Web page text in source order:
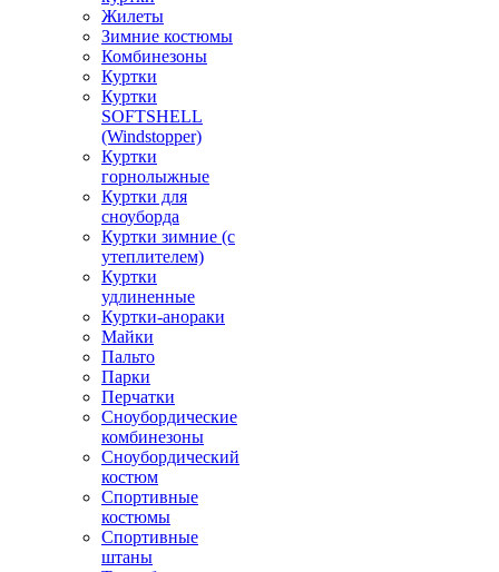
Жилеты
Зимние костюмы
Комбинезоны
Куртки
Куртки
SOFTSHELL
(Windstopper)
Куртки
горнолыжные
Куртки для
сноуборда
Куртки зимние (с
утеплителем)
Куртки
удлиненные
Куртки-анораки
Майки
Пальто
Парки
Перчатки
Сноубордические
комбинезоны
Сноубордический
костюм
Спортивные
костюмы
Спортивные
штаны